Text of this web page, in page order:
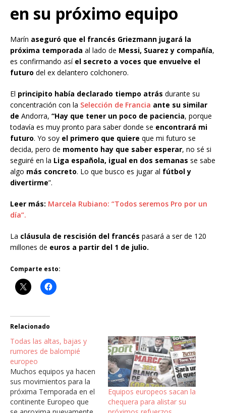
en su próximo equipo
Marín aseguró que el francés Griezmann jugará la
próxima temporada al lado de Messi, Suarez y compañía,
es confirmando asíel secreto a voces que envuelve el
futuro del ex delantero colchonero.
El principito había declarado tiempo atrás durante su
concentración con la Selección de Francia ante su similar
de Andorra, “Hay que tener un poco de paciencia, porque
todavía es muy pronto para saber donde se encontrará mi
futuro. Yo soy el primero que quiere que mi futuro se
decida, pero de momento hay que saber esperar, no sé si
seguiré en la Liga española, igual en dos semanas se sabe
algo más concreto. Lo que busco es jugar al fútbol y
divertirme”.
Leer más: Marcela Rubiano: “Todos seremos Pro por un
día”.
La cláusula de rescisión del francés pasará a ser de 120
millones de euros a partir del 1 de julio.
Comparte esto:
Relacionado
Todas las altas, bajas y
rumores de balompié
europeo
Muchos equipos ya hacen
sus movimientos para la
próxima Temporada en el
continente Europeo que
Equipos europeos sacan la
chequera para alistar su